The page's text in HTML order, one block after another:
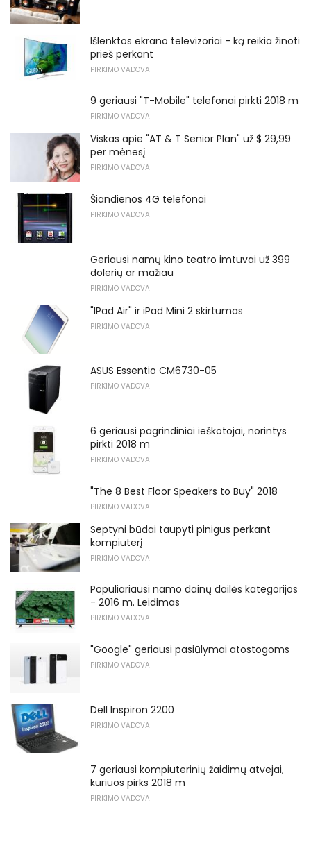
Išlenktos ekrano televizoriai - ką reikia žinoti
prieš perkant
PIRKIMO VADOVAI
9 geriausi "T-Mobile" telefonai pirkti 2018 m
PIRKIMO VADOVAI
Viskas apie "AT & T Senior Plan" už $ 29,99
per mėnesį
PIRKIMO VADOVAI
Šiandienos 4G telefonai
PIRKIMO VADOVAI
Geriausi namų kino teatro imtuvai už 399
dolerių ar mažiau
PIRKIMO VADOVAI
"IPad Air" ir iPad Mini 2 skirtumas
PIRKIMO VADOVAI
ASUS Essentio CM6730-05
PIRKIMO VADOVAI
6 geriausi pagrindiniai ieškotojai, norintys
pirkti 2018 m
PIRKIMO VADOVAI
"The 8 Best Floor Speakers to Buy" 2018
PIRKIMO VADOVAI
Septyni būdai taupyti pinigus perkant
kompiuterį
PIRKIMO VADOVAI
Populiariausi namo dainų dailės kategorijos
- 2016 m. Leidimas
PIRKIMO VADOVAI
"Google" geriausi pasiūlymai atostogoms
PIRKIMO VADOVAI
Dell Inspiron 2200
PIRKIMO VADOVAI
7 geriausi kompiuterinių žaidimų atvejai,
kuriuos pirks 2018 m
PIRKIMO VADOVAI